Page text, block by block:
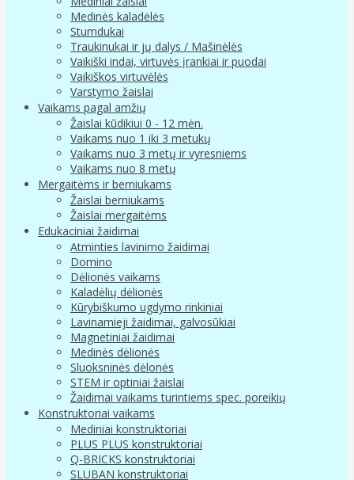
Medinės kaladėlės
Stumdukai
Traukinukai ir jų dalys / Mašinėlės
Vaikiški indai, virtuvės įrankiai ir puodai
Vaikiškos virtuvėlės
Varstymo žaislai
Vaikams pagal amžių
Žaislai kūdikiui 0 - 12 mėn.
Vaikams nuo 1 iki 3 metukų
Vaikams nuo 3 metų ir vyresniems
Vaikams nuo 8 metų
Mergaitėms ir berniukams
Žaislai berniukams
Žaislai mergaitėms
Edukaciniai žaidimai
Atminties lavinimo žaidimai
Domino
Dėlionės vaikams
Kaladėlių dėlionės
Kūrybiškumo ugdymo rinkiniai
Lavinamieji žaidimai, galvosūkiai
Magnetiniai žaidimai
Medinės dėlionės
Sluoksninės dėlonės
STEM ir optiniai žaislai
Žaidimai vaikams turintiems spec. poreikių
Konstruktoriai vaikams
Mediniai konstruktoriai
PLUS PLUS konstruktoriai
Q-BRICKS konstruktoriai
SLUBAN konstruktoriai